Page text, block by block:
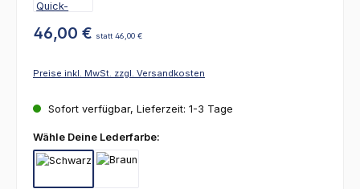
46,00 € statt 46,00 €
Preise inkl. MwSt. zzgl. Versandkosten
Sofort verfügbar, Lieferzeit: 1-3 Tage
Wähle Deine Lederfarbe: